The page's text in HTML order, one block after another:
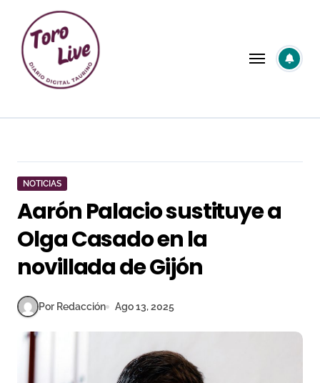
contenido
NOTICIAS
Aarón Palacio sustituye a
Olga Casado en la
novillada de Gijón
Por Redacción Ago 13, 2025